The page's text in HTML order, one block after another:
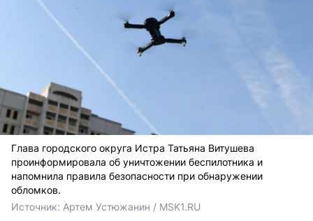
Глава городского округа Истра Татьяна Витушева
проинформировала об уничтожении беспилотника и
напомнила правила безопасности при обнаружении
обломков.
Источник: Артем Устюжанин / MSK1.RU